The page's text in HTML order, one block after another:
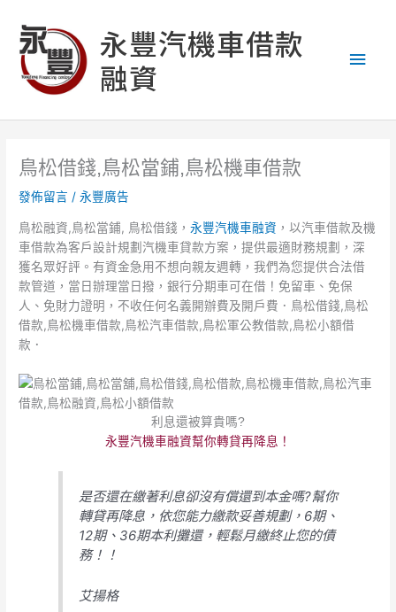
永豐汽機車借款
融資
要
鳥松借錢,鳥松當鋪,鳥松機車借款
發佈留言 /永豐廣告
鳥松融資,鳥松當鋪, 鳥松借錢，永豐汽機車融資 ，以汽車借款及機
車借款為客戶設計規劃汽機車貸款方案，提供最適財務規劃，深
獲名眾好評。有資金急用不想向親友週轉，我們為您提供合法借
款管道，當日辦理當日撥，銀行分期車可在借！免留車、免保
人、免財力證明，不收任何名義開辦費及開戶費．鳥松借錢,鳥松
借款,鳥松機車借款,鳥松汽車借款,鳥松軍公教借款,鳥松小額借
款．
利息還被算貴嗎?
永豐汽機車融資幫你轉貸再降息！
是否還在繳著利息卻沒有償還到本金嗎?幫你
轉貸再降息，依您能力繳款妥善規劃，6期、
12期、36期本利攤還，輕鬆月繳終止您的債
務！！
艾揚格